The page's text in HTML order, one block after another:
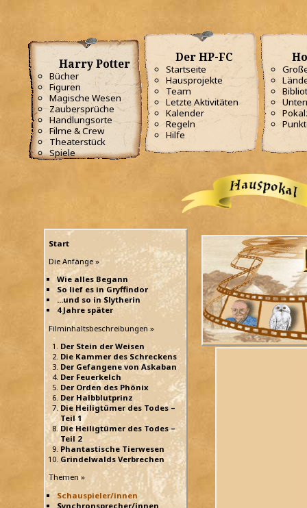
Harry Potter
Bücher
Figuren
Magische Wesen
Zaubersprüche
Handlungsorte
Filme & Crew
Theaterstück
Spiele
Der HP-FC
Startseite
Hausprojekte
Team
Letzte Aktivitäten
Kalender
Regeln
Hilfe
Start
Die Anfänge »
Wie alles Begann
So lief es in Gryffindor
...und so in Slytherin
4 Jahre später
Filminhaltsbeschreibungen »
Der Stein der Weisen
Die Kammer des Schreckens
Der Gefangene von Askaban
Der Feuerkelch
Der Orden des Phönix
Der Halbblutprinz
Die Heiligtümer des Todes –
Teil 1
Die Heiligtümer des Todes –
Teil 2
Phantastische Tierwesen
Grindelwalds Verbrechen
Themen »
Schauspieler/innen
Synchronsprecher/innen